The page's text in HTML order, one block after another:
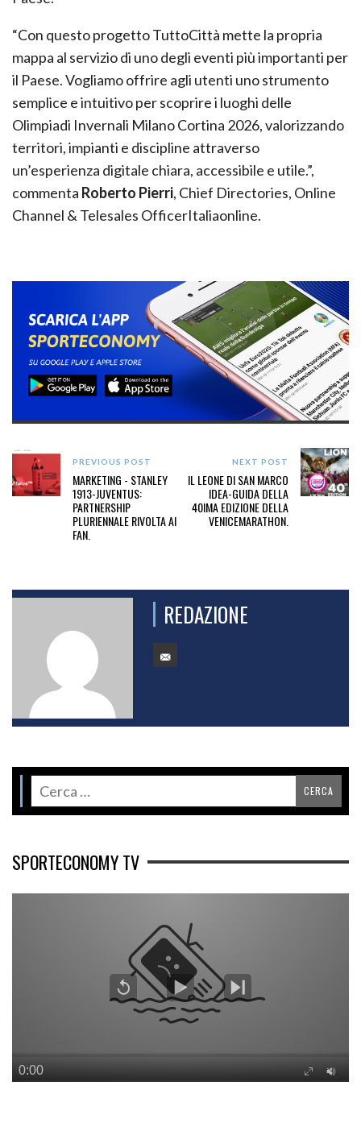
“Con questo progetto TuttoCittà mette la propria
mappa al servizio di uno degli eventi più importanti per
il Paese. Vogliamo offrire agli utenti uno strumento
semplice e intuitivo per scoprire i luoghi delle
Olimpiadi Invernali Milano Cortina 2026, valorizzando
territori, impianti e discipline attraverso
un’esperienza digitale chiara, accessibile e utile.”,
commenta Roberto Pierri, Chief Directories, Online
Channel & Telesales OfficerItaliaonline.
PREVIOUS POST
MARKETING - STANLEY
1913-JUVENTUS:
PARTNERSHIP
PLURIENNALE RIVOLTA AI
FAN.
NEXT POST
IL LEONE DI SAN MARCO
IDEA-GUIDA DELLA
40IMA EDIZIONE DELLA
VENICEMARATHON.
REDAZIONE
SPORTECONOMY TV